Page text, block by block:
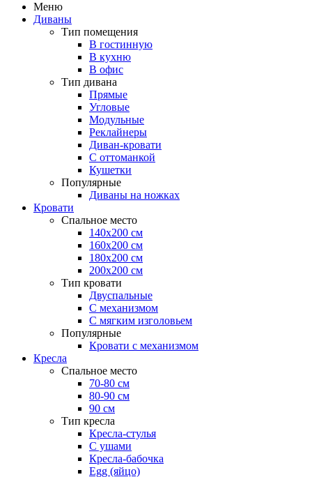
Меню
Диваны
Тип помещения
В гостинную
В кухню
В офис
Тип дивана
Прямые
Угловые
Модульные
Реклайнеры
Диван-кровати
С оттоманкой
Кушетки
Популярные
Диваны на ножках
Кровати
Спальное место
140х200 см
160х200 см
180х200 см
200х200 см
Тип кровати
Двуспальные
С механизмом
С мягким изголовьем
Популярные
Кровати с механизмом
Кресла
Спальное место
70-80 см
80-90 см
90 см
Тип кресла
Кресла-стулья
С ушами
Кресла-бабочка
Egg (яйцо)